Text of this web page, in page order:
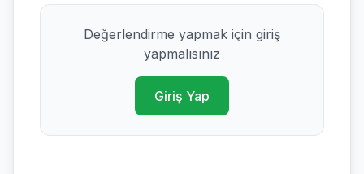
Değerlendirme yapmak için giriş
yapmalısınız
Giriş Yap